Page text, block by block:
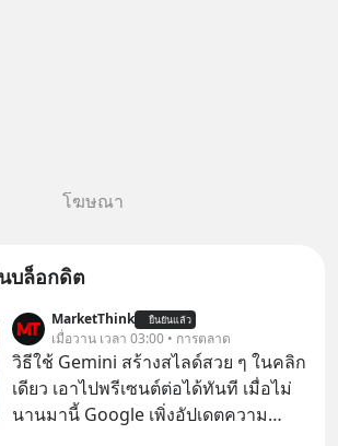
โฆษณา
บล็อกดิต
MarketThink ยืนยันแล้ว
เมื่อวาน เวลา 03:00 • การตลาด
วิธีใช้ Gemini สร้างสไลด์สวย ๆ ในคลิก
เดียว เอาไปพรีเซนต์ต่อได้ทันที เมื่อไม่
นานมานี้ Google เพิ่งอัปเดตความ